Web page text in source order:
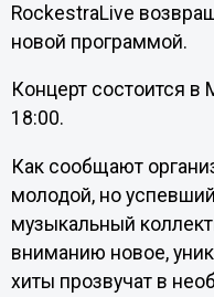
RockestraLive
новой программой.
Концерт состоится в
18:00.
Как сообщают
молодой, но
музыкальный
вниманию новое,
хиты прозвучат в